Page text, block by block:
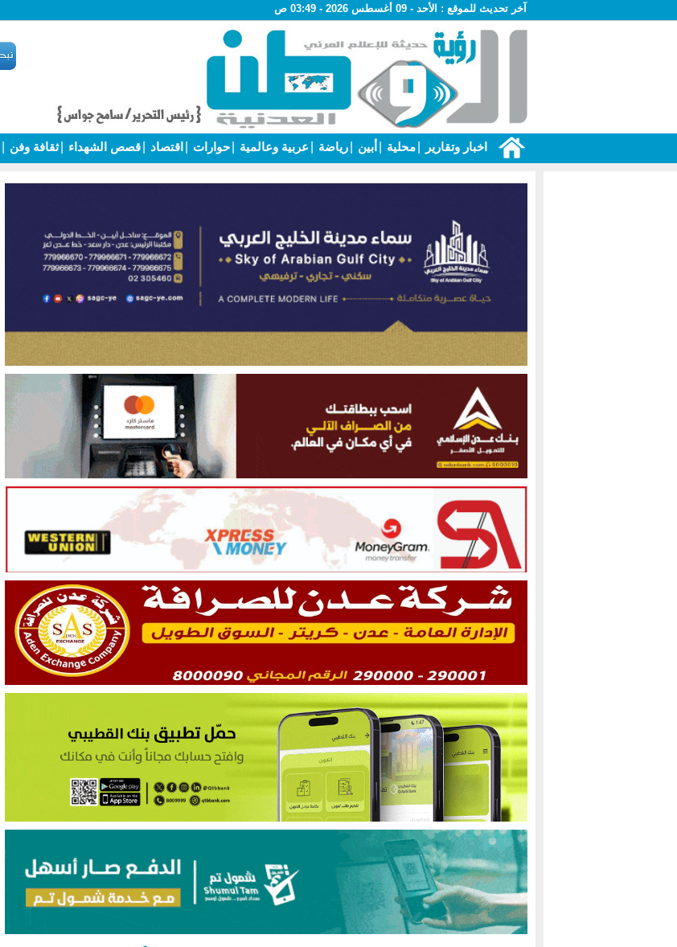
آخر تحديث للموقع : الأحد - 09 أغسطس 2026 - 03:49 ص
اخبار وتقارير محلية أبين رياضة عربية وعالمية حوارات اقتصاد قصص الشهداء ثقافة وفن